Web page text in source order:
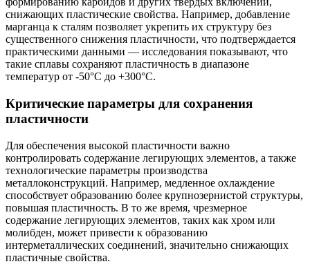
снижающих пластические свойства. Например, добавление
марганца к сталям позволяет укрепить их структуру без
существенного снижения пластичности, что подтверждается
практическими данными — исследования показывают, что
такие сплавы сохраняют пластичность в диапазоне
температур от -50°C до +300°C.
Критические параметры для сохранения
пластичности
Для обеспечения высокой пластичности важно
контролировать содержание легирующих элементов, а также
технологические параметры производства
металлоконструкций. Например, медленное охлаждение
способствует образованию более крупнозернистой структуры,
повышая пластичность. В то же время, чрезмерное
содержание легирующих элементов, таких как хром или
молибден, может привести к образованию
интерметаллических соединений, значительно снижающих
пластичные свойства.